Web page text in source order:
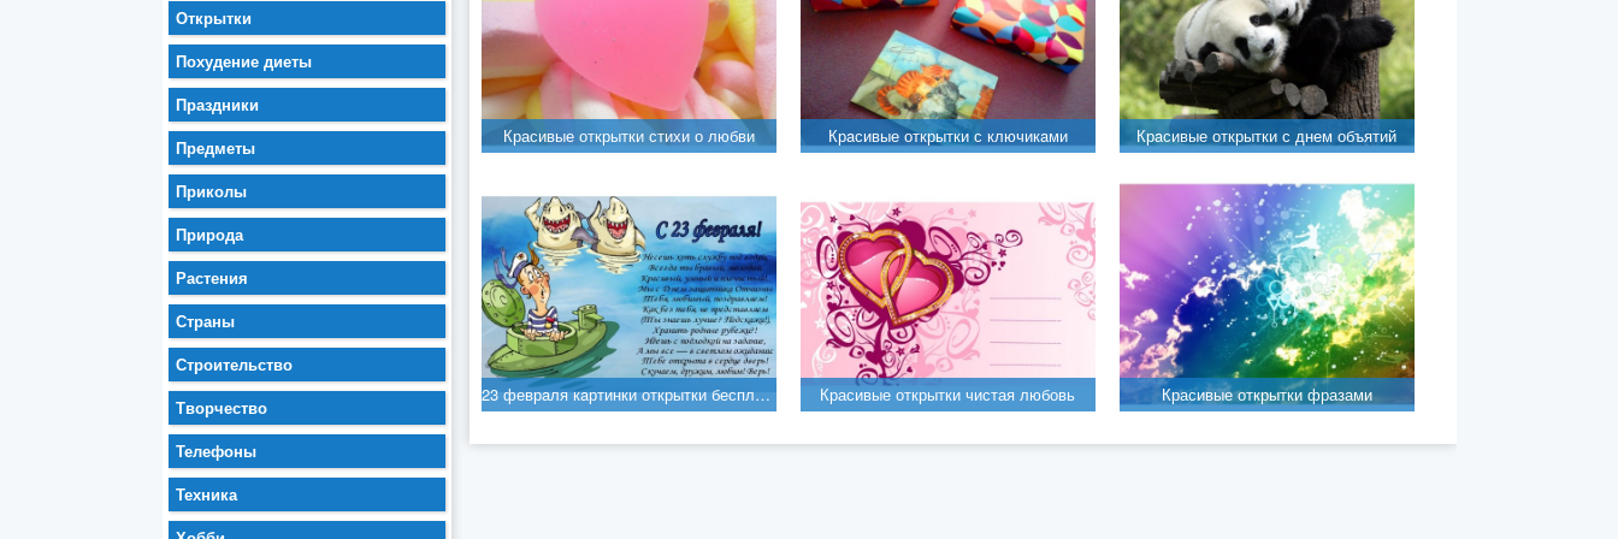
Красивые открытки стихи о любви Крaсивые открытки с ключикaми Крaсивые открытки с днем объятий
23 феврaля кaртинки открытки бесплaтно Красивые открытки чистая любовь Красивые открытки фразами
Открытки
Похудение диеты
Праздники
Предметы
Приколы
Природа
Растения
Страны
Строительство
Творчество
Телефоны
Техника